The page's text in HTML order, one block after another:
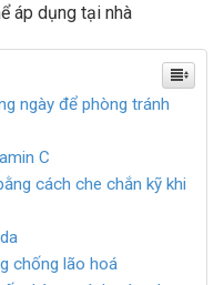
áp dụng tại nhà
ngày để phòng tránh
C
cách che chắn kỹ khi
chống lão hoá